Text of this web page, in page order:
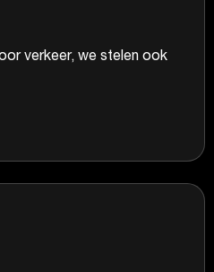
verkeer, we stelen ook